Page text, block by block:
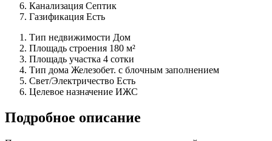
Канализация Септик
Газификация Есть
Тип недвижимости Дом
Площадь строения 180 м²
Площадь участка 4 сотки
Тип дома Железобет. с блочным заполнением
Свет/Электричество Есть
Целевое назначение ИЖС
Подробное описание